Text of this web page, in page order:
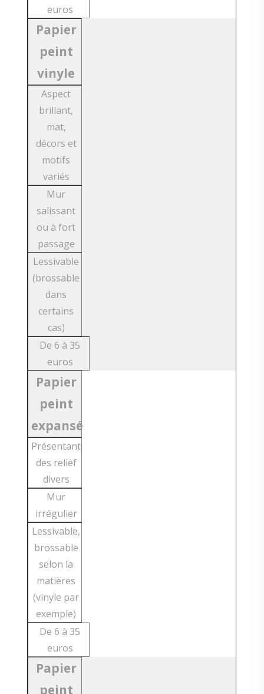
euros
Papier
peint
vinyle
Aspect
brillant,
mat,
décors et
motifs
variés
Mur
salissant
ou à fort
passage
Lessivable
(brossable
dans
certains
cas)
De 6 à 35
euros
Papier
peint
expansé
Présentant
des relief
divers
Mur
irrégulier
Lessivable,
brossable
selon la
matières
(vinyle par
exemple)
De 6 à 35
euros
Papier
peint